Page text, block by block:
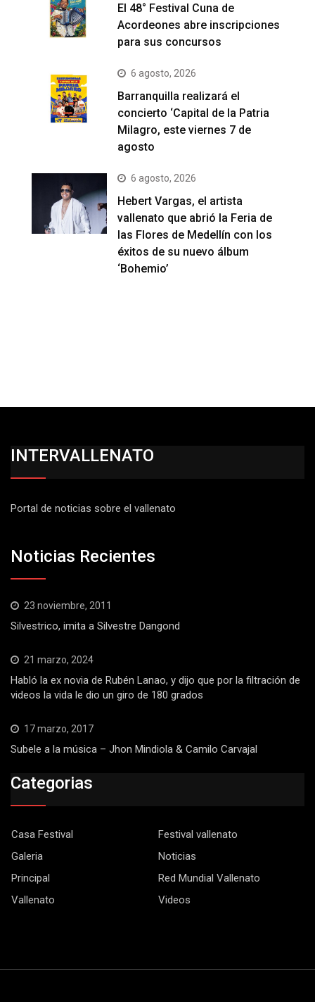
El 48° Festival Cuna de
Acordeones abre inscripciones
para sus concursos
6 agosto, 2026
Barranquilla realizará el
concierto ‘Capital de la Patria
Milagro, este viernes 7 de
agosto
6 agosto, 2026
Hebert Vargas, el artista
vallenato que abrió la Feria de
las Flores de Medellín con los
éxitos de su nuevo álbum
‘Bohemio’
INTERVALLENATO
Portal de noticias sobre el vallenato
Noticias Recientes
23 noviembre, 2011
Silvestrico, imita a Silvestre Dangond
21 marzo, 2024
Habló la ex novia de Rubén Lanao, y dijo que por la filtración de
videos la vida le dio un giro de 180 grados
17 marzo, 2017
Subele a la música – Jhon Mindiola & Camilo Carvajal
Categorias
Casa Festival
Festival vallenato
Galeria
Noticias
Principal
Red Mundial Vallenato
Vallenato
Videos